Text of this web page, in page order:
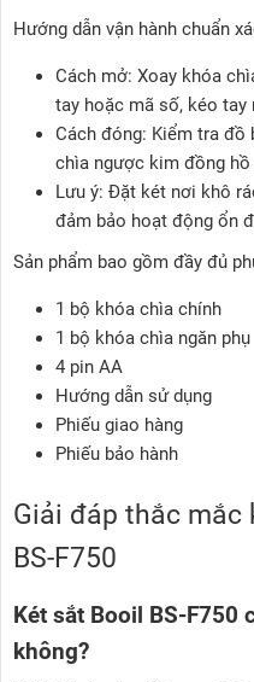
Hướng dẫn vận hành chuẩn
Cách mở: Xoay khóa
tay hoặc mã số, kéo tay
Cách đóng: Kiểm tra đồ
chìa ngược kim đồng
Lưu ý: Đặt két nơi khô
đảm bảo hoạt động ổn
Sản phẩm bao gồm đầy đủ
1 bộ khóa chìa chính
1 bộ khóa chìa ngăn phụ
4 pin AA
Hướng dẫn sử dụng
Phiếu giao hàng
Phiếu bảo hành
Giải đáp thắc mắc
BS-F750
Két sắt Booil BS-F750
không?